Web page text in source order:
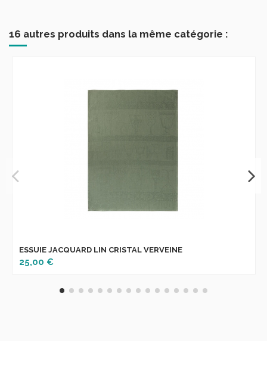
16 autres produits dans la même catégorie :
ESSUIE JACQUARD LIN CRISTAL VERVEINE
25,00 €